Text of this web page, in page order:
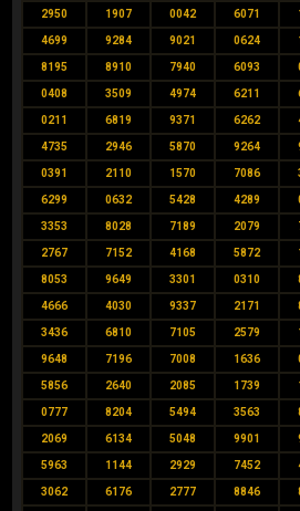
2950 1907 0042 6071
4699 9284 9021 0624
8195 8910 7940 6093
0408 3509 4974 6211
0211 6819 9371 6262
4735 2946 5870 9264
0391 2110 1570 7086
6299 0632 5428 4289
3353 8028 7189 2079
2767 7152 4168 5872
8053 9649 3301 0310
4666 4030 9337 2171
3436 6810 7105 2579
9648 7196 7008 1636
5856 2640 2085 1739
0777 8204 5494 3563
2069 6134 5048 9901
5963 1144 2929 7452
3062 6176 2777 8846